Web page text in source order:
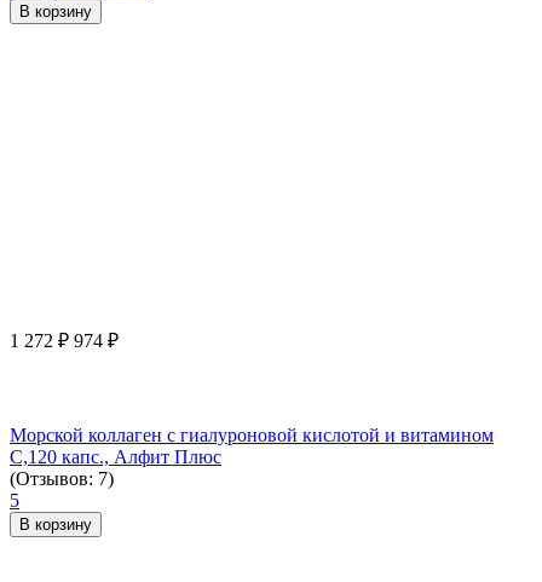
В корзину
1 272 ₽ 974 ₽
Морской коллаген с гиалуроновой кислотой и витамином
С,120 капс., Алфит Плюс
(Отзывов: 7)
5
В корзину